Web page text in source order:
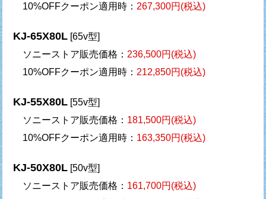
10%OFFクーポン適用時： 267,300円(税込)
KJ-65X80L[65v型]
ソニーストア販売価格： 236,500円(税込)
10%OFFクーポン適用時： 212,850円(税込)
KJ-55X80L[55v型]
ソニーストア販売価格： 181,500円(税込)
10%OFFクーポン適用時： 163,350円(税込)
KJ-50X80L[50v型]
ソニーストア販売価格： 161,700円(税込)